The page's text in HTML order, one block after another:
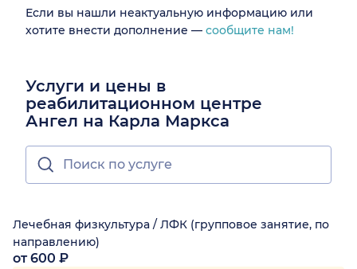
Если вы нашли неактуальную информацию или
хотите внести дополнение — сообщите нам!
Услуги и цены в
реабилитационном центре
Ангел на Карла Маркса
Лечебная физкультура / ЛФК (групповое занятие, по
направлению)
от 600 ₽